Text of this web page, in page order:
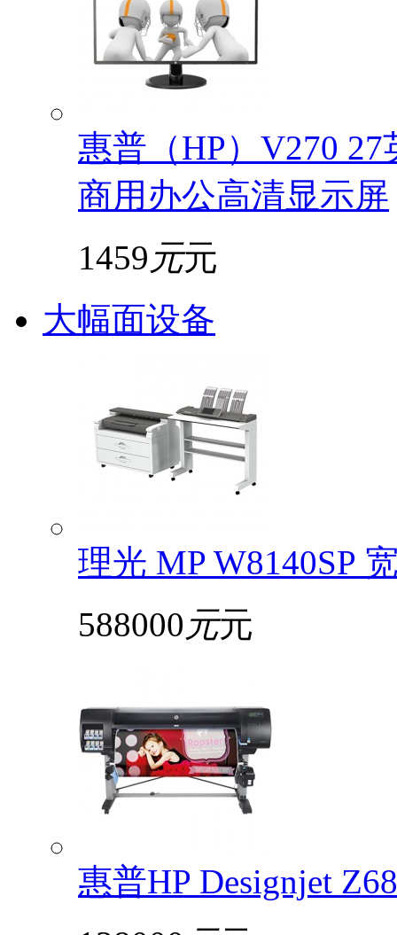
惠普（HP）V270
商用办公高清显示屏
1459 元元
大幅面设备
理光 MP W8140SP
588000 元元
惠普HP Designjet